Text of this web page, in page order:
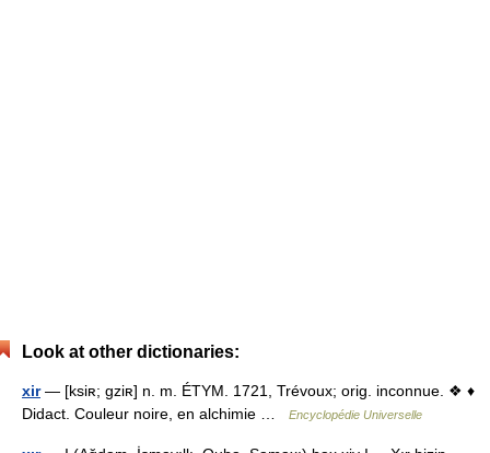
Look at other dictionaries:
xir— [ksiʀ; gziʀ] n. m. ÉTYM. 1721, Trévoux; orig. inconnue. ❖ ♦
Didact. Couleur noire, en alchimie …
Encyclopédie Universelle